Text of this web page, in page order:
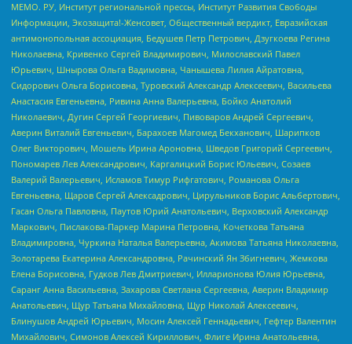
МЕМО. РУ, Институт региональной прессы, Институт Развития Свободы
Информации, Экозащита!-Женсовет, Общественный вердикт, Евразийская
антимонопольная ассоциация, Бедушев Петр Петрович, Дзугкоева Регина
Николаевна, Кривенко Сергей Владимирович, Милославский Павел
Юрьевич, Шнырова Ольга Вадимовна, Чанышева Лилия Айратовна,
Сидорович Ольга Борисовна, Туровский Александр Алексеевич, Васильева
Анастасия Евгеньевна, Ривина Анна Валерьевна, Бойко Анатолий
Николаевич, Дугин Сергей Георгиевич, Пивоваров Андрей Сергеевич,
Аверин Виталий Евгеньевич, Барахоев Магомед Бекханович, Шарипков
Олег Викторович, Мошель Ирина Ароновна, Шведов Григорий Сергеевич,
Пономарев Лев Александрович, Каргалицкий Борис Юльевич, Созаев
Валерий Валерьевич, Исламов Тимур Рифгатович, Романова Ольга
Евгеньевна, Щаров Сергей Алексадрович, Цирульников Борис Альбертович,
Гасан Ольга Павловна, Паутов Юрий Анатольевич, Верховский Александр
Маркович, Пислакова-Паркер Марина Петровна, Кочеткова Татьяна
Владимировна, Чуркина Наталья Валерьевна, Акимова Татьяна Николаевна,
Золотарева Екатерина Александровна, Рачинский Ян Збигневич, Жемкова
Елена Борисовна, Гудков Лев Дмитриевич, Илларионова Юлия Юрьевна,
Саранг Анна Васильевна, Захарова Светлана Сергеевна, Аверин Владимир
Анатольевич, Щур Татьяна Михайловна, Щур Николай Алексеевич,
Блинушов Андрей Юрьевич, Мосин Алексей Геннадьевич, Гефтер Валентин
Михайлович, Симонов Алексей Кириллович, Флиге Ирина Анатольевна,